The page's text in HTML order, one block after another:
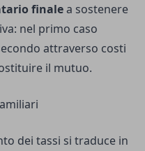
finalea sostenere
nel primo caso
attraverso costi
il mutuo.
dei tassi si traduce in